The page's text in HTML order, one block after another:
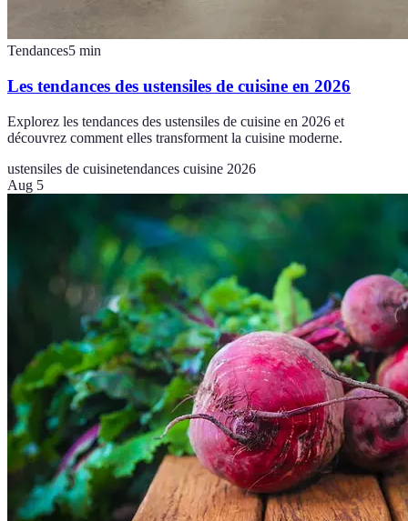
Tendances5 min
Les tendances des ustensiles de cuisine en 2026
Explorez les tendances des ustensiles de cuisine en 2026 et
découvrez comment elles transforment la cuisine moderne.
ustensiles de cuisinetendances cuisine 2026
Aug 5